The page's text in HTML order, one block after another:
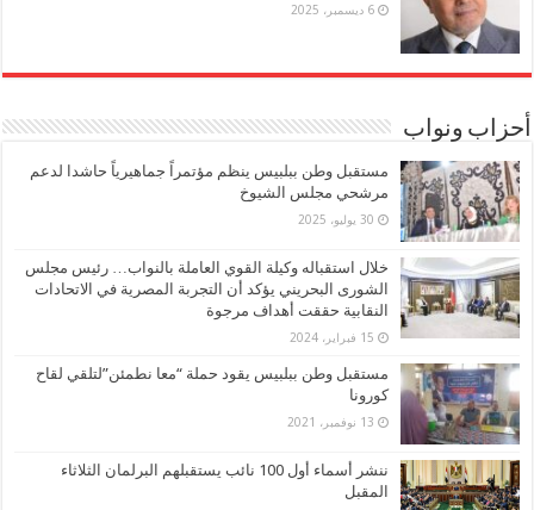
6 ديسمبر، 2025
أحزاب ونواب
مستقبل وطن ببلبيس ينظم مؤتمراً جماهيرياً حاشدا لدعم
مرشحي مجلس الشيوخ
30 يوليو، 2025
خلال استقباله وكيلة القوي العاملة بالنواب… رئيس مجلس
الشورى البحريني يؤكد أن التجربة المصرية في الاتحادات
النقابية حققت أهداف مرجوة
15 فبراير، 2024
مستقبل وطن ببلبيس يقود حملة “معا نطمئن”لتلقي لقاح
كورونا
13 نوفمبر، 2021
ننشر أسماء أول 100 نائب يستقبلهم البرلمان الثلاثاء
المقبل